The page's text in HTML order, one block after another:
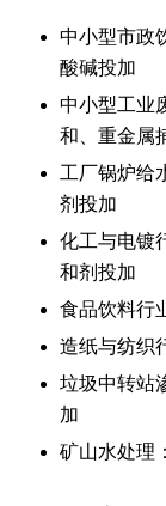
中小型市政
酸碱投加
中小型工业
和、重金属
工厂锅炉给
剂投加
化工与电镀
和剂投加
食品饮料行
造纸与纺织
垃圾中转站
加
矿山水处理